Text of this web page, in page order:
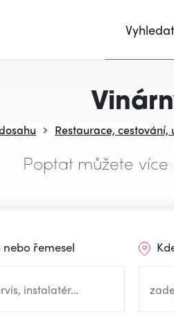
Restaurace, cestování,
Poptat můžete více
řemesel